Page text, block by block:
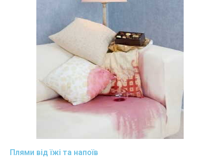
Плями від їжі та напоїв